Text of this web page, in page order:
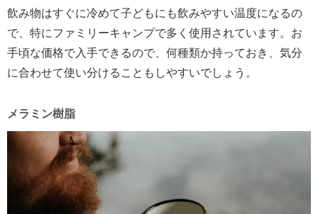
飲み物はすぐに冷めて子どもにも飲みやすい温度になるの
で、特にファミリーキャンプで多く使用されています。お
手頃な価格で入手できるので、何種類か持っておき、気分
に合わせて使い分けることもしやすいでしょう。
メラミン樹脂